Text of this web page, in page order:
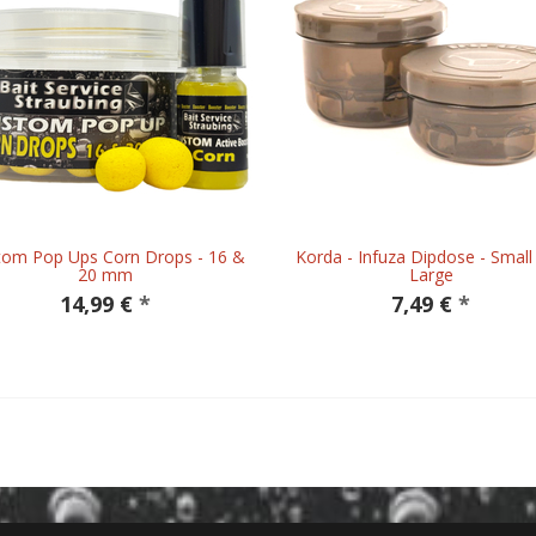
Pop Ups Corn Drops - 16 &
20 mm
14,99 € *
Korda - Infuza Dipdose -
Large
7,49 € *